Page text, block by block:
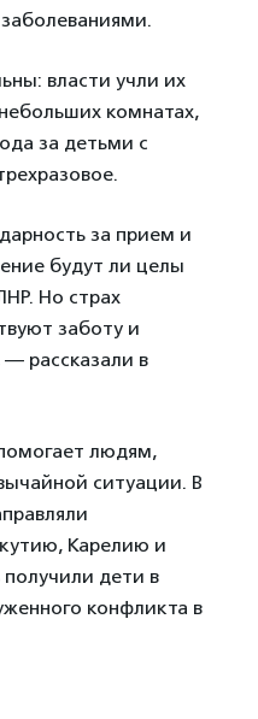
власти учли их
комнатах,
за детьми с
за прием и
будут ли целы
Но страх
заботу и
— рассказали в
людям,
ситуации. В
Карелию и
дети в
конфликта в